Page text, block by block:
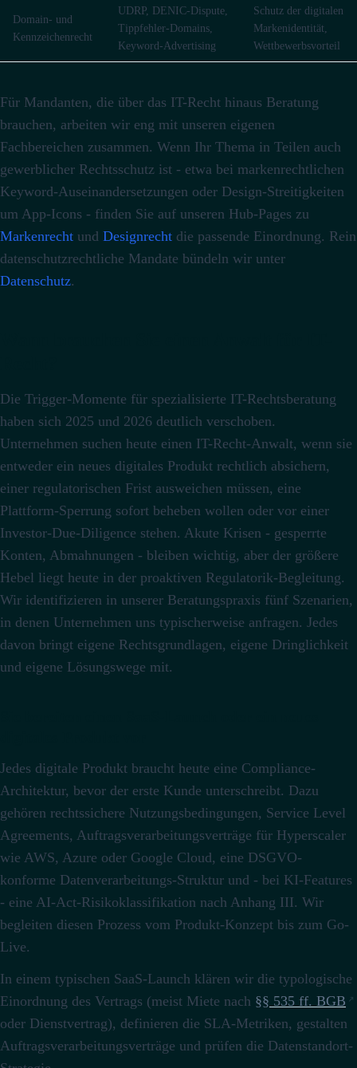
Domain- und
Kennzeichenrecht
UDRP, DENIC-Dispute,
Tippfehler-Domains,
Keyword-Advertising
Schutz der digitalen
Markenidentität,
Wettbewerbsvorteil
Für Mandanten, die über das IT-Recht hinaus Beratung
brauchen, arbeiten wir eng mit unseren eigenen
Fachbereichen zusammen. Wenn Ihr Thema in Teilen auch
gewerblicher Rechtsschutz ist - etwa bei markenrechtlichen
Keyword-Auseinandersetzungen oder Design-Streitigkeiten
um App-Icons - finden Sie auf unseren Hub-Pages zu
Markenrecht und Designrecht die passende Einordnung. Rein
datenschutzrechtliche Mandate bündeln wir unter
Datenschutz.
Die Trigger-Momente für spezialisierte IT-Rechtsberatung
haben sich 2025 und 2026 deutlich verschoben.
Unternehmen suchen heute einen IT-Recht-Anwalt, wenn sie
entweder ein neues digitales Produkt rechtlich absichern,
einer regulatorischen Frist ausweichen müssen, eine
Plattform-Sperrung sofort beheben wollen oder vor einer
Investor-Due-Diligence stehen. Akute Krisen - gesperrte
Konten, Abmahnungen - bleiben wichtig, aber der größere
Hebel liegt heute in der proaktiven Regulatorik-Begleitung.
Wir identifizieren in unserer Beratungspraxis fünf Szenarien,
in denen Unternehmen uns typischerweise anfragen. Jedes
davon bringt eigene Rechtsgrundlagen, eigene Dringlichkeit
und eigene Lösungswege mit.
Jedes digitale Produkt braucht heute eine Compliance-
Architektur, bevor der erste Kunde unterschreibt. Dazu
gehören rechtssichere Nutzungsbedingungen, Service Level
Agreements, Auftragsverarbeitungsverträge für Hyperscaler
wie AWS, Azure oder Google Cloud, eine DSGVO-
konforme Datenverarbeitungs-Struktur und - bei KI-Features
- eine AI-Act-Risikoklassifikation nach Anhang III. Wir
begleiten diesen Prozess vom Produkt-Konzept bis zum Go-
Live.
In einem typischen SaaS-Launch klären wir die typologische
Einordnung des Vertrags (meist Miete nach §§ 535 ff. BGB
oder Dienstvertrag), definieren die SLA-Metriken, gestalten
Auftragsverarbeitungsverträge und prüfen die Datenstandort-